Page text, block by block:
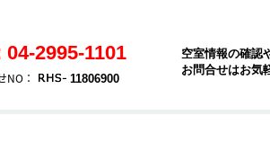
04-2995-1101
NO： 11806900
空室情報の確認
お問合せはお気